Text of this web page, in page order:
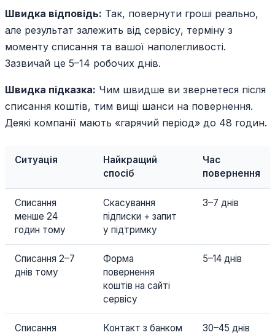
Швидка відповідь: Так, повернути гроші реально,
але результат залежить від сервісу, терміну з
моменту списання та вашої наполегливості.
Зазвичай це 5–14 робочих днів.
Швидка підказка: Чим швидше ви звернетеся після
списання коштів, тим вищі шанси на повернення.
Деякі компанії мають «гарячий період» до 48 годин.
Ситуація
Найкращий
спосіб
Час
повернення
Списання
менше 24
годин тому
Скасування
підписки + запит
у підтримку
3–7 днів
Списання 2–7
днів тому
Форма
повернення
коштів на сайті
сервісу
5–14 днів
Списання
Контакт з банком
30–45 днів